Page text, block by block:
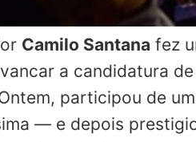
Camilo Santana fez
a candidatura de
participou de
— e depois